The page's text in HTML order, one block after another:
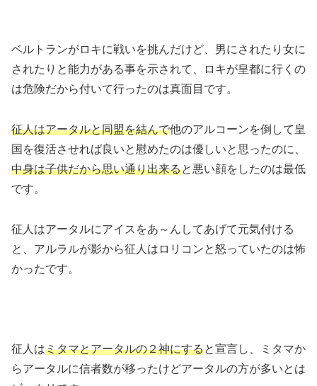
ベルトランがロキに戦いを挑んだけど、男にされたり女に
されたりと能力がある事を示されて、ロキが皇都に行くの
は危険だから付いて行ったのは真面目です。
征人はアータルと同盟を結んで他のアルコーンを倒して皇
国を復活させれば良いと慰めたのは優しいと思ったのに、
中身は子供だから思い通り出来ると悪い顔をしたのは最低
です。
征人はアータルにアイスをあ～んしてあげて元気付ける
と、アルラルが影から征人はロリコンと怒っていたのは怖
かったです。
征人はミタマとアータルの２神にすると宣言し、ミタマか
らアータルに信者数が移ったけどアータルの方が多いとは